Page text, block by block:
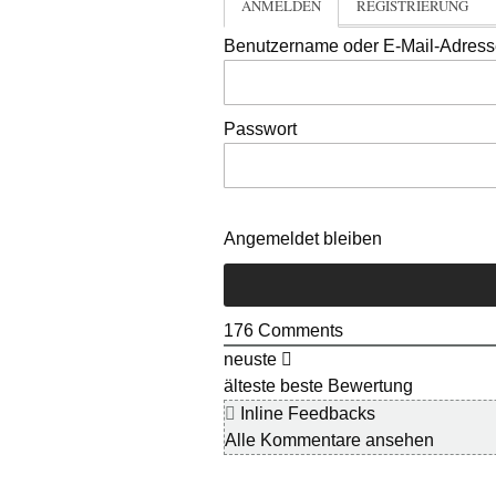
ANMELDEN REGISTRIERUNG
Benutzername oder E-Mail-
Passwort
Angemeldet bleiben
176 Comments
neuste
älteste beste Bewertung
Inline Feedbacks
Alle Kommentare ansehen